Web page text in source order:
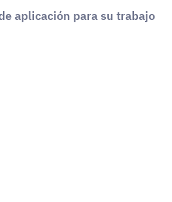
aplicación para su trabajo